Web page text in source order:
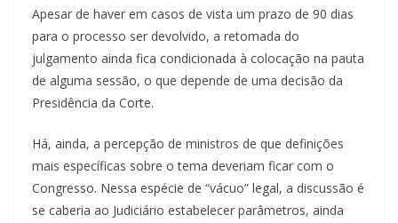
Apesar de haver em casos de vista um prazo de 90 dias
para o processo ser devolvido, a retomada do
julgamento ainda fica condicionada à colocação na pauta
de alguma sessão, o que depende de uma decisão da
Presidência da Corte.
Há, ainda, a percepção de ministros de que definições
mais específicas sobre o tema deveriam ficar com o
Congresso. Nessa espécie de “vácuo” legal, a discussão é
se caberia ao Judiciário estabelecer parâmetros, ainda